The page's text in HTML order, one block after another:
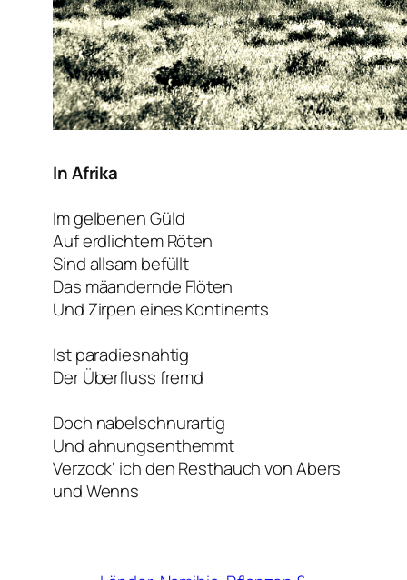
In Afrika
Im gelbenen Güld
Auf erdlichtem Röten
Sind allsam befüllt
Das mäandernde Flöten
Und Zirpen eines Kontinents
Ist paradiesnahtig
Der Überfluss fremd
Doch nabelschnurartig
Und ahnungsenthemmt
Verzock‘ ich den Resthauch von Abers
und Wenns